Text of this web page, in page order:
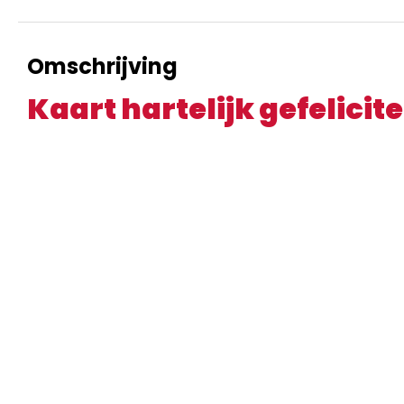
Omschrijving
Kaart hartelijk